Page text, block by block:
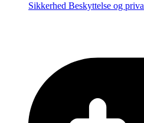
Sikkerhed Beskyttelse og